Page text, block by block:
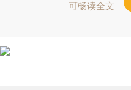
可畅读全文